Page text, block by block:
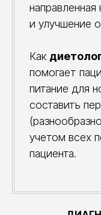
и улучшение
Как
помогает
питание для
составить
учетом всех
пациента.